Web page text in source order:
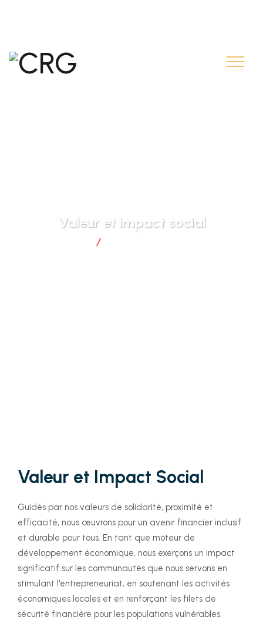
Valeur et impact social
Valeur et Impact Social
Guidés par nos valeurs de solidarité, proximité et
efficacité, nous œuvrons pour un avenir financier inclusif
et durable pour tous. En tant que moteur de
développement économique, nous exerçons un impact
significatif sur les communautés que nous servons en
stimulant l'entrepreneuriat, en soutenant les activités
économiques locales et en renforçant les filets de
sécurité financière pour les populations vulnérables.